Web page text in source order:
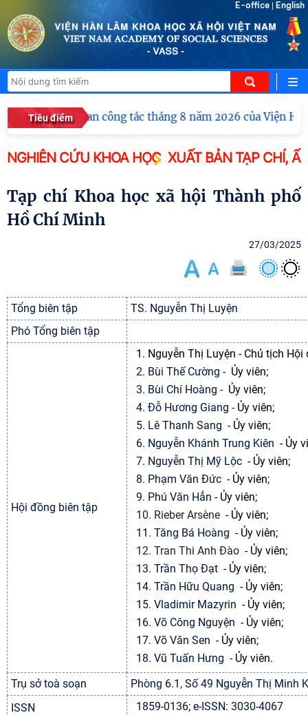
E-office English
Tiêu điểm
Hội nghị giao ban công tác tháng 8 năm 2026 của Viện
NGHIÊN CỨU KHOA HỌC XUẤT BẢN TẠP CHÍ,
Tạp chí Khoa học xã hội Thành phố
Hồ Chí Minh
27/03/2025
Tổng biên tập
TS. Nguyễn Thị Luyện
Phó Tổng biên tập
Hội đồng biên tập
1. Nguyễn Thị Luyện - Chủ tịch
2. Bùi Thế Cường - Ủy viên;
3. Bùi Chí Hoàng - Ủy viên;
4. Đỗ Hương Giang - Ủy viên;
5. Lê Thanh Sang - Ủy viên;
6. Nguyễn Khánh Trung Kiên - Ủy
7. Nguyễn Thị Mỹ Lộc - Ủy viên;
8. Phạm Văn Đức - Ủy viên;
9. Phú Văn Hẳn - Ủy viên;
10. Rieber Arsène - Ủy viên;
11. Tăng Bá Hoàng - Ủy viên;
12. Tran Thi Anh Đào - Ủy viên;
13. Trần Thọ Đạt - Ủy viên;
14. Trần Hữu Quang - Ủy viên;
15. Vladimir Mazyrin - Ủy viên;
16. Võ Công Nguyện - Ủy viên;
17. Võ Văn Sen - Ủy viên;
18. Vũ Tuấn Hưng - Ủy viên.
Trụ sở toà soạn
Phòng 6.1, Số 49 Nguyễn Thị Minh
ISSN
1859-0136; e-ISSN: 3030-4067